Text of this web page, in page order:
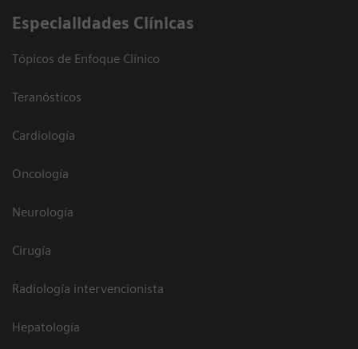
Especialidades Clínicas
Tópicos de Enfoque Clínico
Teranósticos
Cardiología
Oncología
Neurología
Cirugía
Radiología intervencionista
Hepatología